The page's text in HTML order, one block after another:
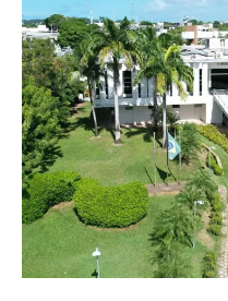
pagamento
do
13º
salário
a
servidores
do
RN
ainda
em
dezembro